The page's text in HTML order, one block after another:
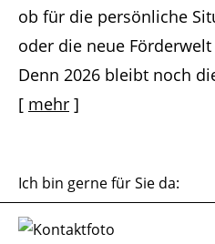
ob für die persönliche
oder die neue
Denn 2026 bleibt noch
[ mehr ]
Ich bin gerne für Sie da: